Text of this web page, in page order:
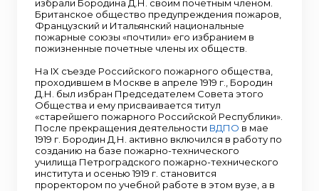
избрали Бородина Д.Н. своим почетным членом.
Британское общество предупреждения пожаров,
Французский и Итальянский национальные
пожарные союзы «почтили» его избранием в
пожизненные почетные члены их обществ.
На IX съезде Российского пожарного общества,
проходившем в Москве в апреле 1919 г., Бородин
Д.Н. был избран Председателем Совета этого
Общества и ему присваивается титул
«старейшего пожарного Российской Республики».
После прекращения деятельности ВДПО в мае
1919 г. Бородин Д.Н. активно включился в работу по
созданию на базе пожарно-технического
училища Петроградского пожарно-технического
института и осенью 1919 г. становится
проректором по учебной работе в этом вузе, а в